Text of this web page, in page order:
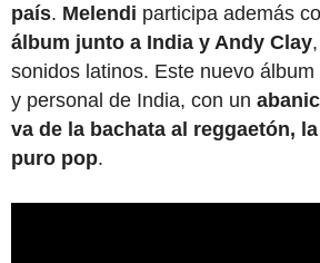
país. Melendi participa además
álbum junto a India y Andy Clay
sonidos latinos. Este nuevo
y personal de India, con un
va de la bachata al reggaetón,
puro pop.